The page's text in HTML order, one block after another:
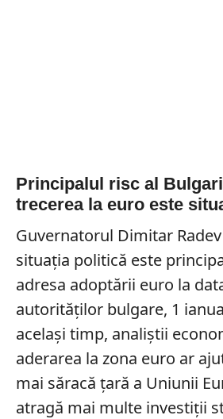
Principalul risc al
trecerea la euro este
Guvernatorul Dimitar
situaţia politică este
adresa adoptării euro la
autorităților bulgare, 1
același timp, analiştii
aderarea la zona euro ar
mai săracă țară a Uniunii
atragă mai multe investiţii